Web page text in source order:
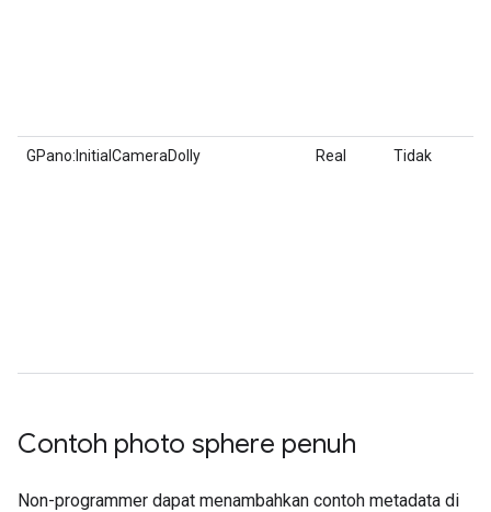
GPano:InitialCameraDolly Real Tidak
Contoh photo sphere penuh
Non-programmer dapat menambahkan contoh metadata di